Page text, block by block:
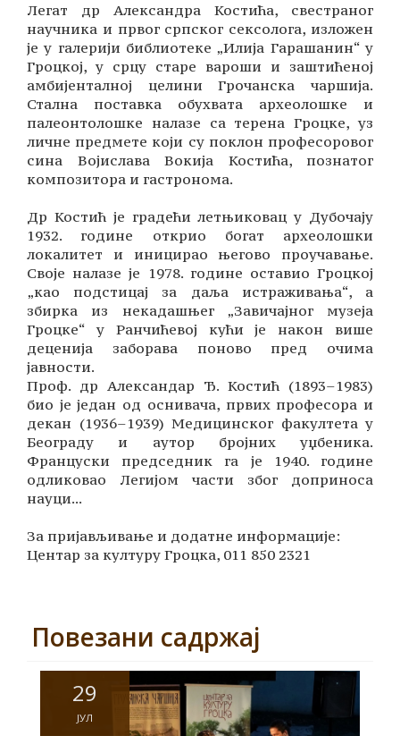
Легат др Александра Костића, свестраног
научника и првог српског сексолога, изложен
је у галерији библиотеке „Илија Гарашанин“ у
Гроцкој, у срцу старе вароши и заштићеној
амбијенталној целини Грочанска чаршија.
Стална поставка обухвата археолошке и
палеонтолошке налазе са терена Гроцке, уз
личне предмете који су поклон професоровог
сина Војислава Вокија Костића, познатог
композитора и гастронома.
Др Костић је градећи летњиковац у Дубочају
1932. године открио богат археолошки
локалитет и иницирао његово проучавање.
Своје налазе је 1978. године оставио Гроцкој
„као подстицај за даља истраживања“, а
збирка из некадашњег „Завичајног музеја
Гроцке“ у Ранчићевој кући је након више
деценија заборава поново пред очима
јавности.
Проф. др Александар Ђ. Костић (1893–1983)
био је један од оснивача, првих професора и
декан (1936–1939) Медицинског факултета у
Београду и аутор бројних уџбеника.
Француски председник га је 1940. године
одликовао Легијом части због доприноса
науци...
За пријављивање и додатне информације:
Центар за културу Гроцка, 011 850 2321
Повезани садржај
29
ЈУЛ